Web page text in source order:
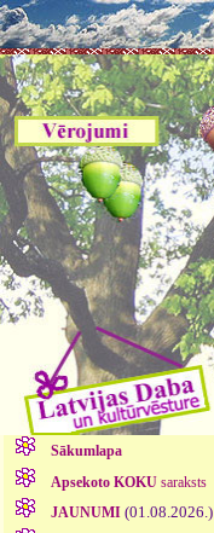
Sākumlapa
Apsekoto KOKUsaraksts
JAUNUMI (01.08.2026.)